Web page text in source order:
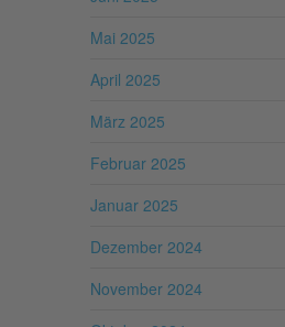
Mai 2025
April 2025
März 2025
Februar 2025
Januar 2025
Dezember 2024
November 2024